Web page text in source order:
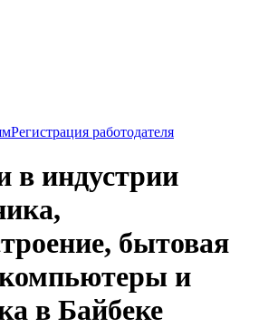
Регистрация работодателя
в индустрии
бытовая
и
в Байбеке